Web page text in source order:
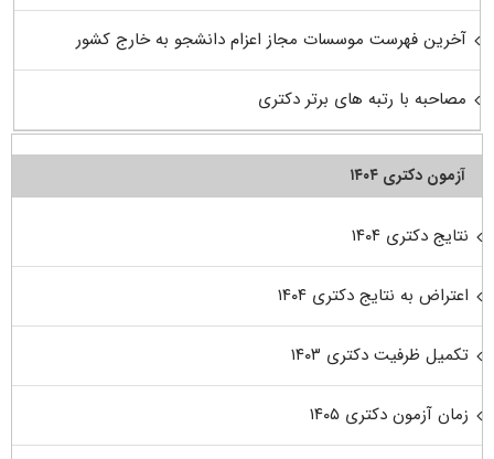
آخرین فهرست موسسات مجاز اعزام دانشجو به خارج کشور
مصاحبه با رتبه های برتر دکتری
آزمون دکتری ۱۴۰۴
نتایج دکتری ۱۴۰۴
اعتراض به نتایج دکتری ۱۴۰۴
تکمیل ظرفیت دکتری ۱۴۰۳
زمان آزمون دکتری ۱۴۰۵